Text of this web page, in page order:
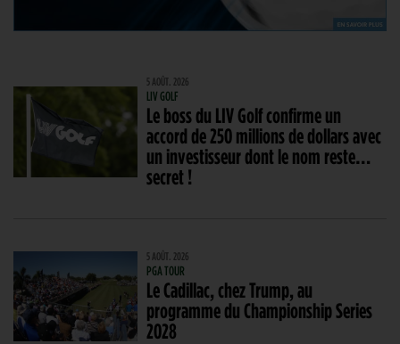
5 AOÛT. 2026
LIV GOLF
Le boss du LIV Golf confirme un
accord de 250 millions de dollars avec
un investisseur dont le nom reste…
secret !
5 AOÛT. 2026
PGA TOUR
Le Cadillac, chez Trump, au
programme du Championship Series
2028